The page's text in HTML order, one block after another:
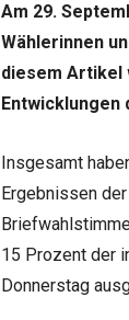
Am 29.
Wählerinnen
diesem Artikel
Entwicklungen
Insgesamt
Ergebnissen
15 Prozent der
Donnerstag